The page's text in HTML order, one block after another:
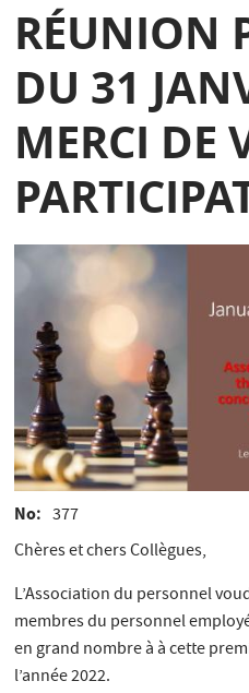
RÉUNION
DU 31
MERCI DE
No
377
Chères et chers Collègues,
L’Association du personnel
membres du personnel
en grand nombre à à cette
l’année 2022.